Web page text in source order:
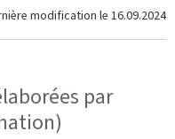
modification le 16.09.2024
par